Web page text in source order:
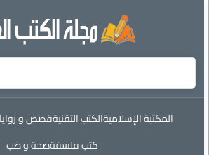
المكتبة الإسلاميةالكتب التقنيةقصص و
كتب فلسفةصحة و طب